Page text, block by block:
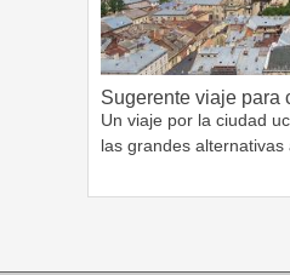
Sugerente viaje para
Un viaje por la ciudad
las grandes